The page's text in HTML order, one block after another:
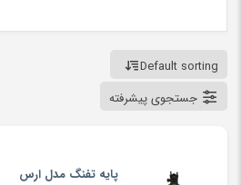
Default sorting
جستجوی پیشرفته
پایه تفنگ مدل ارس